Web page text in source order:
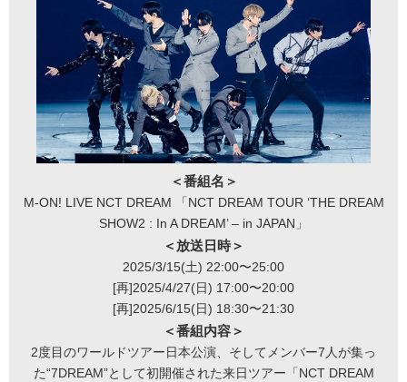
＜番組名＞
M-ON! LIVE NCT DREAM 「NCT DREAM TOUR ‘THE DREAM
SHOW2 : In A DREAM’ – in JAPAN」
＜放送日時＞
2025/3/15(土) 22:00〜25:00
[再]2025/4/27(日) 17:00〜20:00
[再]2025/6/15(日) 18:30〜21:30
＜番組内容＞
2度目のワールドツアー日本公演、そしてメンバー7人が集っ
た“7DREAM”として初開催された来日ツアー「NCT DREAM